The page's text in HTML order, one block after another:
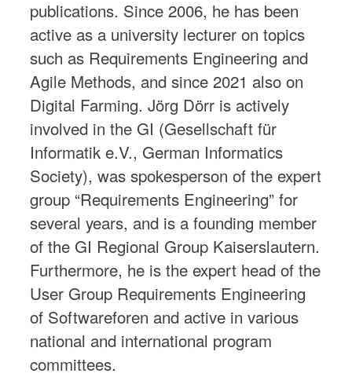
publications. Since 2006, he has been
active as a university lecturer on topics
such as Requirements Engineering and
Agile Methods, and since 2021 also on
Digital Farming. Jörg Dörr is actively
involved in the GI (Gesellschaft für
Informatik e.V., German Informatics
Society), was spokesperson of the expert
group “Requirements Engineering” for
several years, and is a founding member
of the GI Regional Group Kaiserslautern.
Furthermore, he is the expert head of the
User Group Requirements Engineering
of Softwareforen and active in various
national and international program
committees.